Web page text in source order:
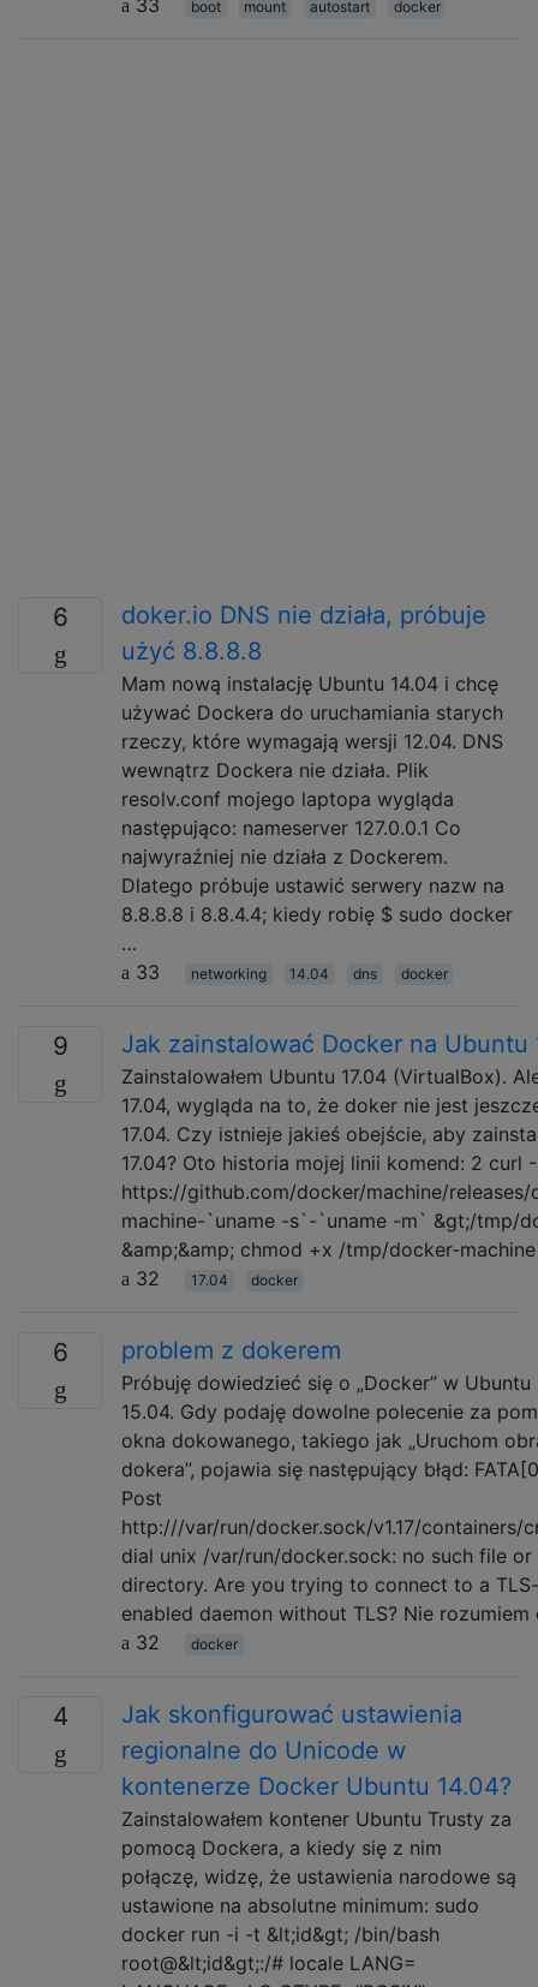
boot mount autostart docker
6
doker.io DNS nie działa, próbuje
użyć 8.8.8.8
Mam nową instalację Ubuntu 14.04 i chcę
używać Dockera do uruchamiania starych
rzeczy, które wymagają wersji 12.04. DNS
wewnątrz Dockera nie działa. Plik
resolv.conf mojego laptopa wygląda
następująco: nameserver 127.0.0.1 Co
najwyraźniej nie działa z Dockerem.
Dlatego próbuje ustawić serwery nazw na
8.8.8.8 i 8.8.4.4; kiedy robię $ sudo docker
…
33
networking 14.04 dns docker
9 Jak zainstalować Docker na Ubuntu
Zainstalowałem Ubuntu 17.04 (VirtualBox).
17.04, wygląda na to, że doker nie jest
17.04. Czy istnieje jakieś obejście, aby
17.04? Oto historia mojej linii komend: 2 curl
https://github.com/docker/machine/
machine-`uname -s`-`uname -m` &gt;/tmp/
&amp;&amp; chmod +x /tmp/docker-
32
17.04 docker
6 problem z dokerem
Próbuję dowiedzieć się o „Docker” w Ubuntu
15.04. Gdy podaję dowolne polecenie za
okna dokowanego, takiego jak „Uruchom
dokera”, pojawia się następujący błąd:
Post
http:///var/run/docker.sock/v1.17/containers/
dial unix /var/run/docker.sock: no such file or
directory. Are you trying to connect to a TLS-
enabled daemon without TLS? Nie
32
docker
4
Jak skonfigurować ustawienia
regionalne do Unicode w
kontenerze Docker Ubuntu 14.04?
Zainstalowałem kontener Ubuntu Trusty za
pomocą Dockera, a kiedy się z nim
połączę, widzę, że ustawienia narodowe są
ustawione na absolutne minimum: sudo
docker run -i -t &lt;id&gt; /bin/bash
root@&lt;id&gt;:/# locale LANG=